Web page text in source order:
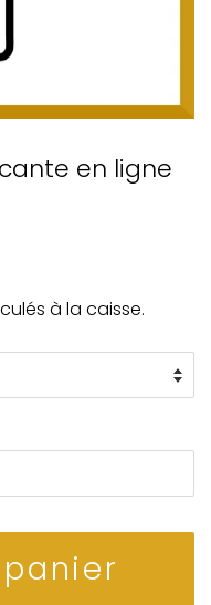
en ligne
à la caisse.